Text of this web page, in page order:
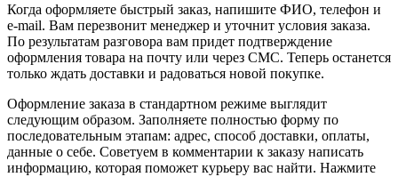
Когда оформляете быстрый заказ, напишите ФИО, телефон и
e-mail. Вам перезвонит менеджер и уточнит условия заказа.
По результатам разговора вам придет подтверждение
оформления товара на почту или через СМС. Теперь останется
только ждать доставки и радоваться новой покупке.
Оформление заказа в стандартном режиме выглядит
следующим образом. Заполняете полностью форму по
последовательным этапам: адрес, способ доставки, оплаты,
данные о себе. Советуем в комментарии к заказу написать
информацию, которая поможет курьеру вас найти. Нажмите